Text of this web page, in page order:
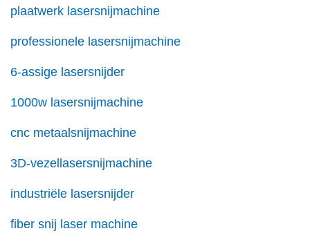
plaatwerk lasersnijmachine
professionele lasersnijmachine
6-assige lasersnijder
1000w lasersnijmachine
cnc metaalsnijmachine
3D-vezellasersnijmachine
industriële lasersnijder
fiber snij laser machine